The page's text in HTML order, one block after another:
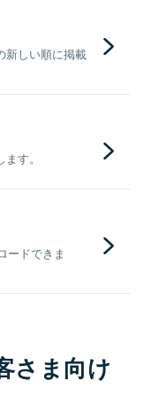
新しい順に掲載
す。
ードできま
さま向け